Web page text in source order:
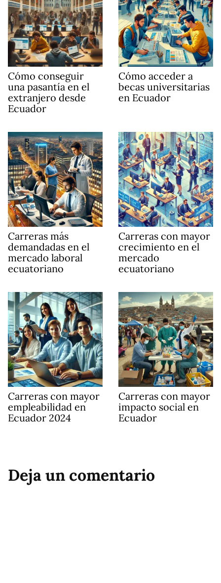
Cómo conseguir
una pasantía en el
extranjero desde
Ecuador
Cómo acceder a
becas universitarias
en Ecuador
Carreras más
demandadas en el
mercado laboral
ecuatoriano
Carreras con mayor
crecimiento en el
mercado
ecuatoriano
Carreras con mayor
empleabilidad en
Ecuador 2024
Carreras con mayor
impacto social en
Ecuador
Deja un comentario